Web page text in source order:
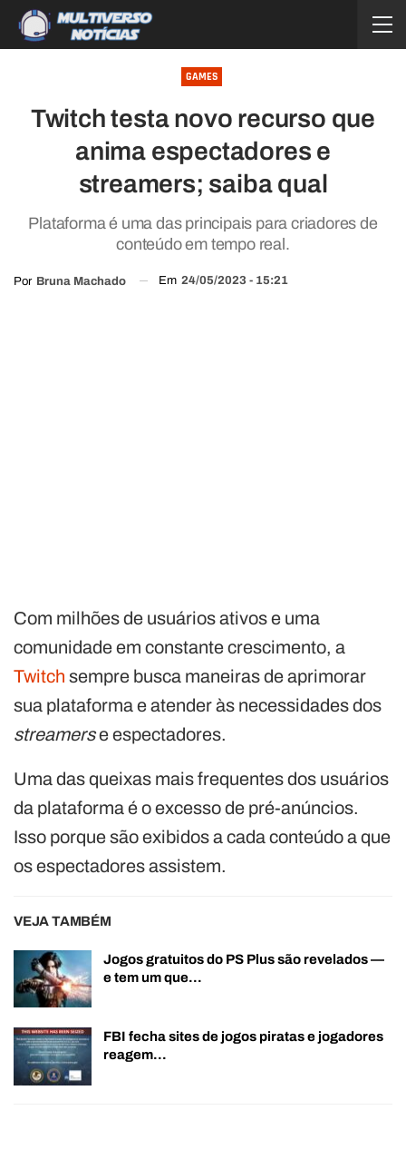
GAMES
Twitch testa novo recurso que
anima espectadores e
streamers; saiba qual
Plataforma é uma das principais para criadores de
conteúdo em tempo real.
Por Bruna Machado Em 24/05/2023 - 15:21
Com milhões de usuários ativos e uma
comunidade em constante crescimento, a
Twitch sempre busca maneiras de aprimorar
sua plataforma e atender às necessidades dos
streamerse espectadores.
Uma das queixas mais frequentes dos usuários
da plataforma é o excesso de pré-anúncios.
Isso porque são exibidos a cada conteúdo a que
os espectadores assistem.
VEJA TAMBÉM
Jogos gratuitos do PS Plus são revelados —
e tem um que…
FBI fecha sites de jogos piratas e jogadores
reagem…